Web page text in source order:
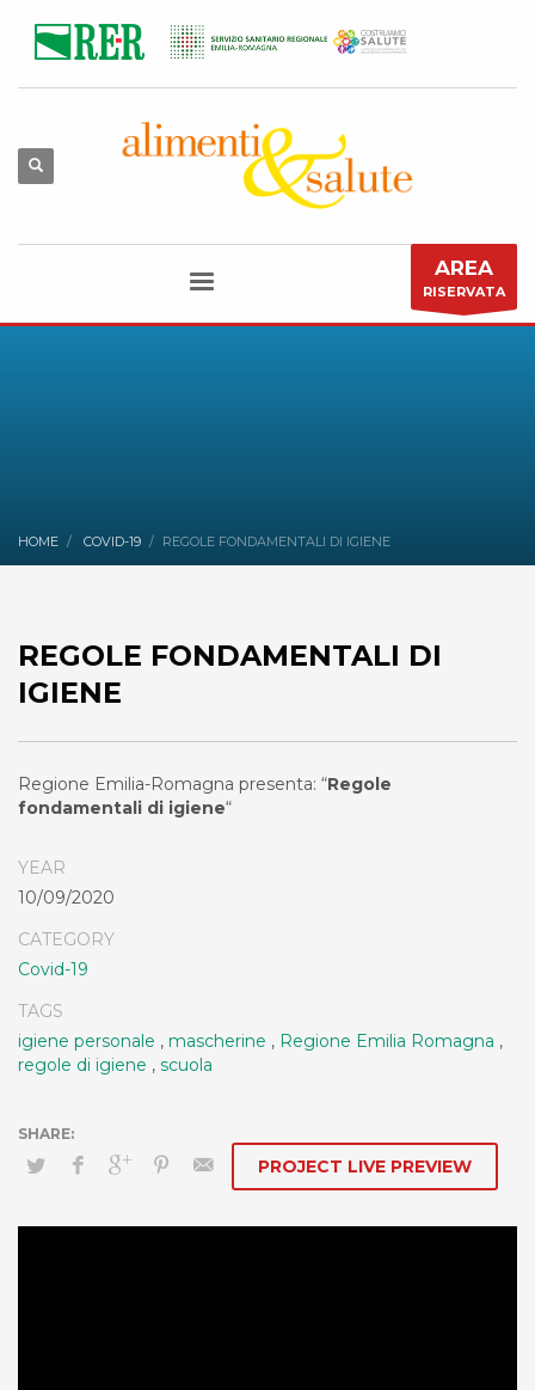
AREA
RISERVATA
HOME COVID-19 REGOLE FONDAMENTALI DI IGIENE
REGOLE FONDAMENTALI DI
IGIENE
Regione Emilia-Romagna presenta: “Regole
fondamentali di igiene“
YEAR
10/09/2020
CATEGORY
Covid-19
TAGS
igiene personale , mascherine , Regione Emilia Romagna ,
regole di igiene , scuola
PROJECT LIVE PREVIEW